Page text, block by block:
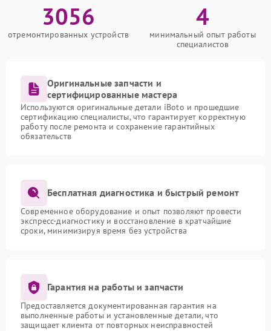
3056
отремонтированных устройств
4
минимальный опыт работы
специалистов
Оригинальные запчасти и
сертифицированные мастера
Используются оригинальные детали iBoto и прошедшие
сертификацию специалисты, что гарантирует корректную
работу после ремонта и сохранение гарантийных
обязательств
Бесплатная диагностика и быстрый ремонт
Современное оборудование и опыт позволяют провести
экспресс-диагностику и восстановление в кратчайшие
сроки, минимизируя время без устройства
Гарантия на работы и запчасти
Предоставляется документированная гарантия на
выполненные работы и установленные детали, что
защищает клиента от повторных неисправностей